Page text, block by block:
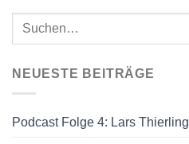
NEUESTE BEITRÄGE
Podcast Folge 4: Lars Thierling